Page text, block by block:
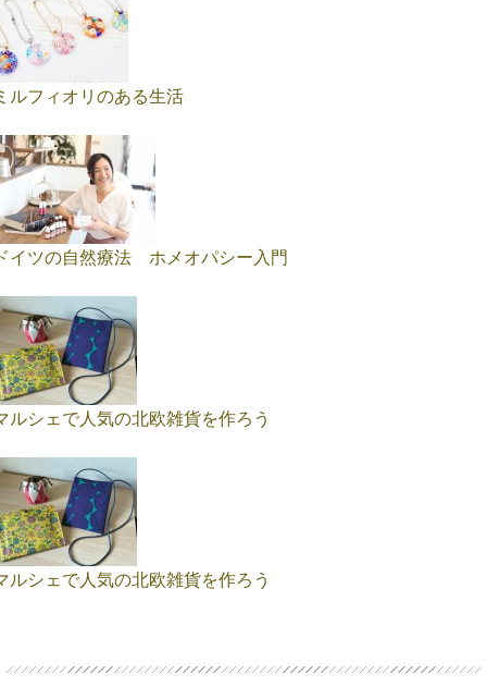
ルフィオリのある生活
イツの自然療法 ホメオパシー入門
ルシェで人気の北欧雑貨を作ろう
ルシェで人気の北欧雑貨を作ろう